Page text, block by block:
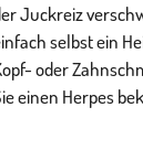
Juckreiz
selbst ein
oder
einen Herpes